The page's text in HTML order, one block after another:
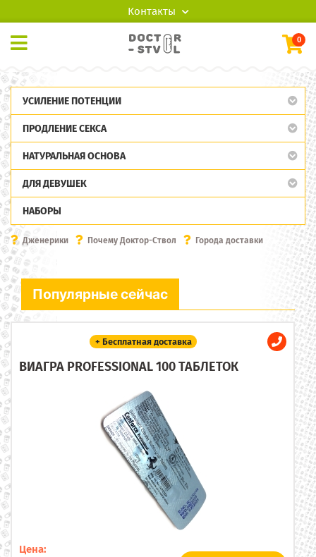
Контакты
0
УСИЛЕНИЕ ПОТЕНЦИИ
ПРОДЛЕНИЕ СЕКСА
НАТУРАЛЬНАЯ ОСНОВА
ДЛЯ ДЕВУШЕК
НАБОРЫ
Дженерики Почему Доктор-Ствол Города доставки
Популярные сейчас
+ Бесплатная доставка
ВИАГРА PROFESSIONAL 100 ТАБЛЕТОК
Цена: